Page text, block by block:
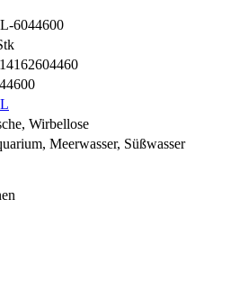
6044600
Wirbellose
Meerwasser, Süßwasser